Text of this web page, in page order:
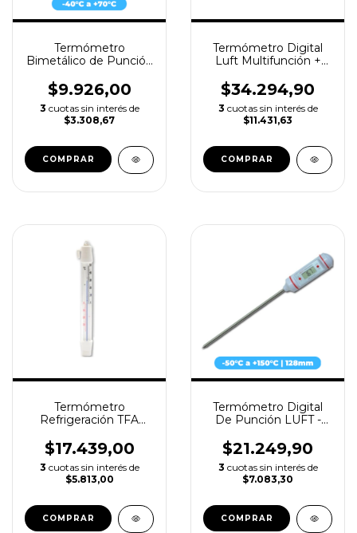
Termómetro
Bimetálico de Punción
$9.926,00
3 cuotas sin interés de
$3.308,67
Termómetro Digital
Luft Multifunción +
Horno
$34.294,90
3 cuotas sin interés de
$11.431,63
Termómetro
Refrigeración TFA
$17.439,00
3 cuotas sin interés de
$5.813,00
Termómetro Digital
De Punción LUFT -
Inoxidable 128mm
$21.249,90
3 cuotas sin interés de
$7.083,30